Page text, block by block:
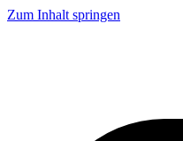
Zum Inhalt springen